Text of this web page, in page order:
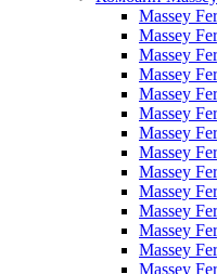
Massey
Massey
Massey
Massey
Massey
Massey
Massey
Massey
Massey
Massey
Massey
Massey
Massey
Massey